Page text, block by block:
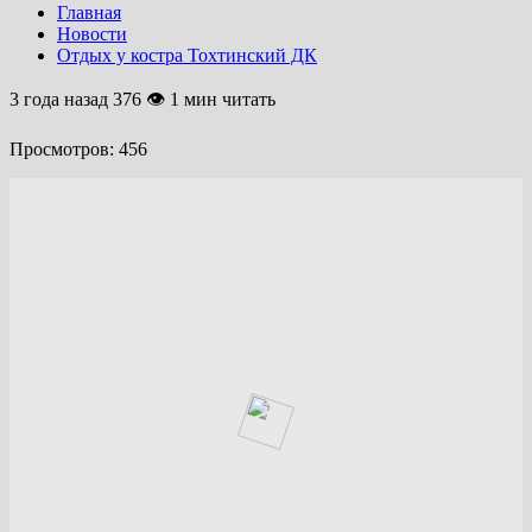
Главная
Новости
Отдых у костра Тохтинский ДК
3 года назад 376 👁 1 мин читать
Просмотров: 456